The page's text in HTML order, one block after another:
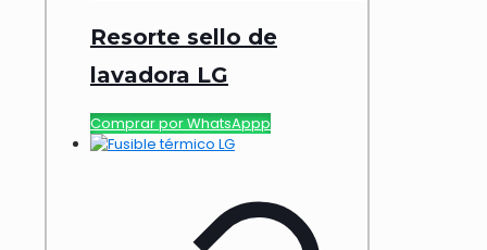
Resorte sello de
lavadora LG
Comprar por WhatsAppp